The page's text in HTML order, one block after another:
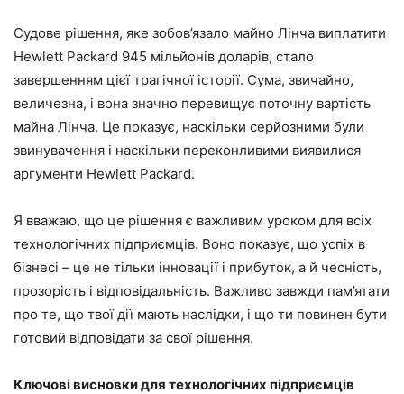
Судове рішення, яке зобов’язало майно Лінча виплатити
Hewlett Packard 945 мільйонів доларів, стало
завершенням цієї трагічної історії. Сума, звичайно,
величезна, і вона значно перевищує поточну вартість
майна Лінча. Це показує, наскільки серйозними були
звинувачення і наскільки переконливими виявилися
аргументи Hewlett Packard.
Я вважаю, що це рішення є важливим уроком для всіх
технологічних підприємців. Воно показує, що успіх в
бізнесі – це не тільки інновації і прибуток, а й чесність,
прозорість і відповідальність. Важливо завжди пам’ятати
про те, що твої дії мають наслідки, і що ти повинен бути
готовий відповідати за свої рішення.
Ключові висновки для технологічних підприємців